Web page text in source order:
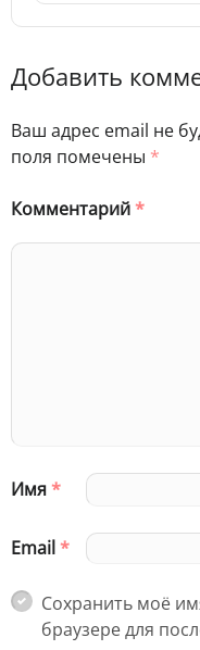
Добавить
Ваш адрес email не
поля помечены *
Комментарий*
Имя*
Email*
Сохранить моё
браузере для